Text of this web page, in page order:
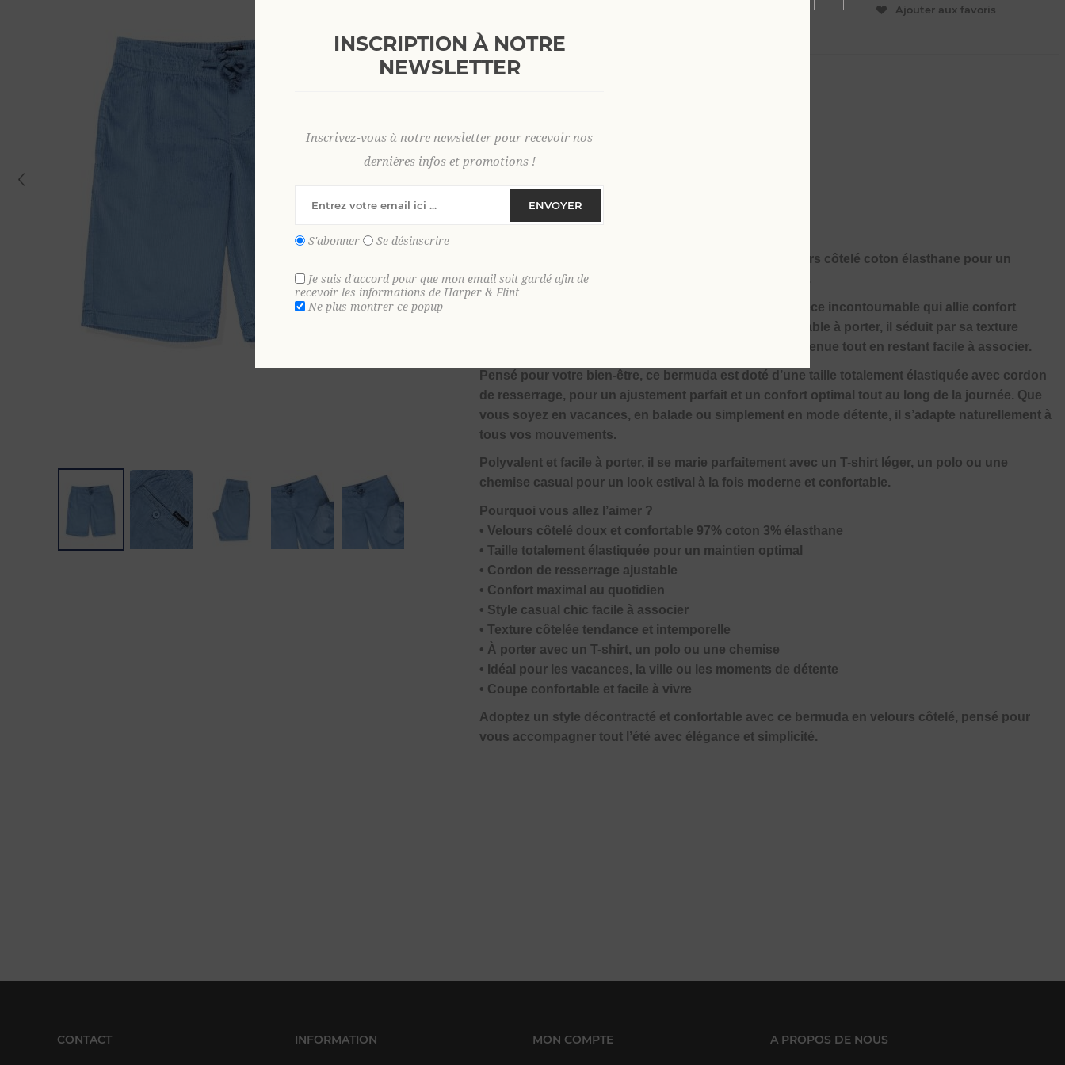
Ajouter aux favoris
9306621030978
Voici le bermuda qu’il vous faut cet été, conçu en velours côtelé coton élasthane pour un
maximum de confort, de style et de liberté au quotidien.
Craquez pour notre bermuda en velours côtelé, une pièce incontournable qui allie confort
absolu et allure décontractée. Doux au toucher et agréable à porter, il séduit par sa texture
subtilement travaillée qui apporte du caractère à votre tenue tout en restant facile à associer.
Pensé pour votre bien-être, ce bermuda est doté d’une taille totalement élastiquée avec cordon
de resserrage, pour un ajustement parfait et un confort optimal tout au long de la journée. Que
vous soyez en vacances, en balade ou simplement en mode détente, il s’adapte naturellement à
tous vos mouvements.
Polyvalent et facile à porter, il se marie parfaitement avec un T-shirt léger, un polo ou une
chemise casual pour un look estival à la fois moderne et confortable.
Pourquoi vous allez l’aimer ?
• Velours côtelé doux et confortable 97% coton 3% élasthane
• Taille totalement élastiquée pour un maintien optimal
• Cordon de resserrage ajustable
• Confort maximal au quotidien
• Style casual chic facile à associer
• Texture côtelée tendance et intemporelle
• À porter avec un T-shirt, un polo ou une chemise
• Idéal pour les vacances, la ville ou les moments de détente
• Coupe confortable et facile à vivre
Adoptez un style décontracté et confortable avec ce bermuda en velours côtelé, pensé pour
vous accompagner tout l’été avec élégance et simplicité.
CONTACT INFORMATION MON COMPTE A PROPOS DE NOUS
INSCRIPTION À NOTRE
NEWSLETTER
Inscrivez-vous à notre newsletter pour recevoir nos
dernières infos et promotions !
ENVOYER
S'abonner Se désinscrire
Je suis d'accord pour que mon email soit gardé afin de
recevoir les informations de Harper & Flint
Ne plus montrer ce popup